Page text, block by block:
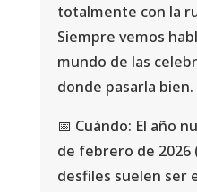
totalmente con la
Siempre vemos
mundo de las
donde pasarla bien.
📅 Cuándo: El año
de febrero de 2026
desfiles suelen ser